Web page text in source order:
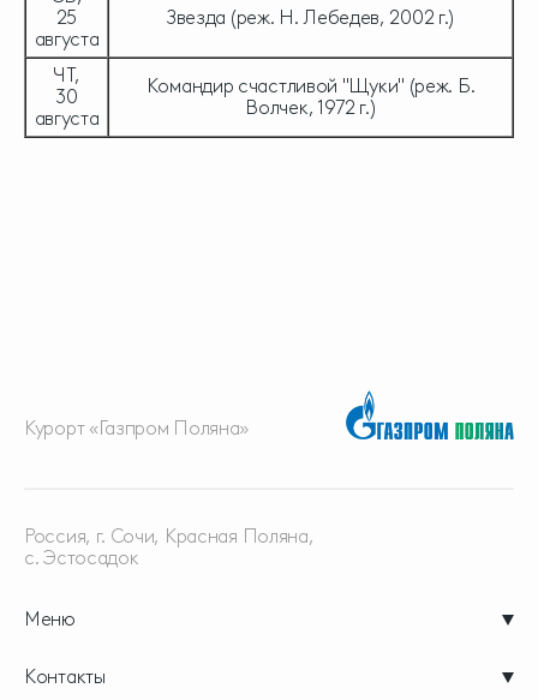
25
августа
Звезда (реж. Н. Лебедев, 2002 г.)
ЧТ,
30
августа
Командир счастливой "Щуки" (реж. Б.
Волчек, 1972 г.)
Курорт «Газпром Поляна»
Меню
Россия, г. Сочи, Красная Поляна,
с. Эстосадок
Контакты